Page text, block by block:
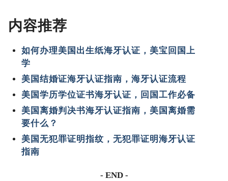
内容推荐
如何办理美国出生纸海牙认证，美宝回国上
学
美国结婚证海牙认证指南，海牙认证流程
美国学历学位证书海牙认证，回国工作必备
美国离婚判决书海牙认证指南，美国离婚需
要什么？
美国无犯罪证明指纹，无犯罪证明海牙认证
指南
- END -